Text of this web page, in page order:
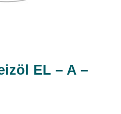
EL – A –